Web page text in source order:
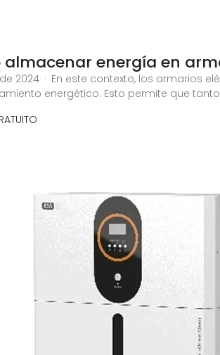
almacenar energía en
2024 · En este contexto, los armarios
energético. Esto permite que tanto